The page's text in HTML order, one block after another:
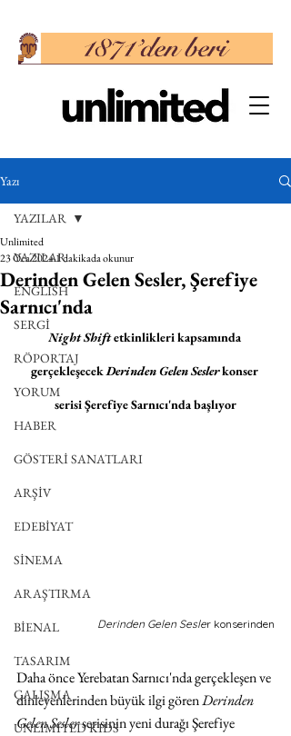
Yazı
YAZILAR
ENGLISH
SERGİ
RÖPORTAJ
YORUM
HABER
GÖSTERİ SANATLARI
ARŞİV
EDEBİYAT
SİNEMA
ARAŞTIRMA
BİENAL
TASARIM
ÇALIŞMA
UNLIMITED KIDS
YAZILAR
Derinden Gelen Sesler, Şerefiye
Sarnıcı'nda
Unlimited
23 Oca 20241 dakikada okunur
Night Shift etkinlikleri kapsamında
gerçekleşecek Derinden Gelen Sesler konser
serisi Şerefiye Sarnıcı'nda başlıyor
Derinden Gelen Sesler konserinden
Daha önce Yerebatan Sarnıcı'nda gerçekleşen ve
dinleyenlerinden büyük ilgi gören Derinden
Gelen Sesler serisinin yeni durağı Şerefiye